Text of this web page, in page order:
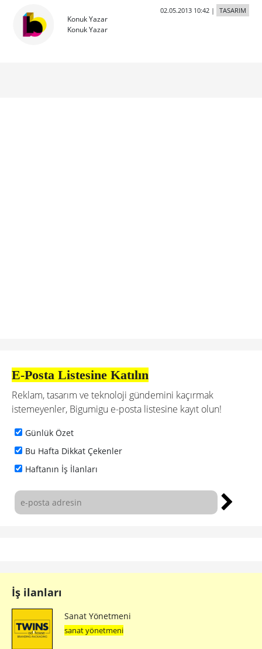
Konuk Yazar
Konuk Yazar
02.05.2013 10:42| TASARIM
E-Posta Listesine Katılın
Reklam, tasarım ve teknoloji gündemini kaçırmak
istemeyenler, Bigumigu e-posta listesine kayıt olun!
Günlük Özet
Bu Hafta Dikkat Çekenler
Haftanın İş İlanları
İş ilanları
Sanat Yönetmeni
sanat yönetmeni